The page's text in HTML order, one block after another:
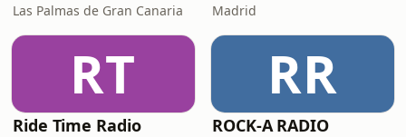
Las Palmas de Gran Canaria Madrid
RT
Ride Time Radio
RR
ROCK-A RADIO